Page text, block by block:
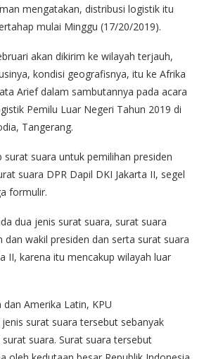
mengatakan, distribusi logistik itu
mulai Minggu (17/20/2019).
akan dikirim ke wilayah terjauh,
kondisi geografisnya, itu ke Afrika
Arief dalam sambutannya pada acara
Pemilu Luar Negeri Tahun 2019 di
Tangerang.
suara untuk pemilihan presiden
suara DPR Dapil DKI Jakarta II, segel
formulir.
dua jenis surat suara, surat suara
dan wakil presiden dan serta surat suara
II, karena itu mencakup wilayah luar
Amerika Latin, KPU
surat suara tersebut sebanyak
suara. Surat suara tersebut